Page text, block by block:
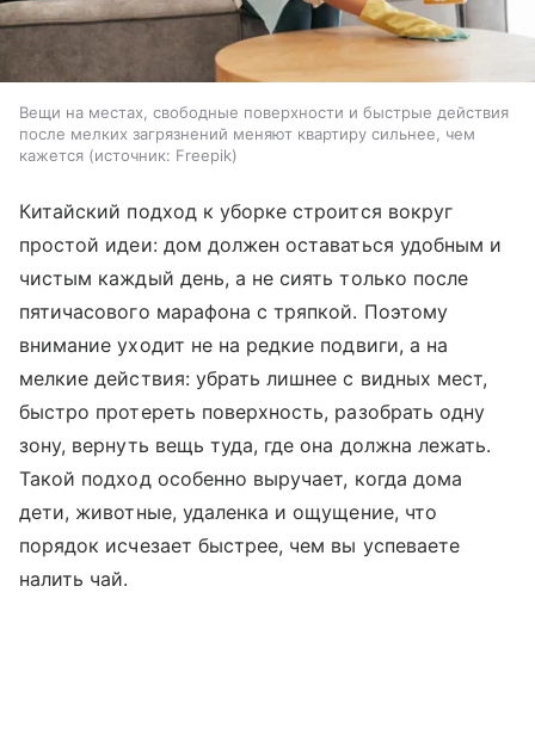
Вещи на местах, свободные поверхности и быстрые действия
после мелких загрязнений меняют квартиру сильнее, чем
кажется
источник: Freepik
Китайский подход к уборке строится вокруг
простой идеи: дом должен оставаться удобным и
чистым каждый день, а не сиять только после
пятичасового марафона с тряпкой. Поэтому
внимание уходит не на редкие подвиги, а на
мелкие действия: убрать лишнее с видных мест,
быстро протереть поверхность, разобрать одну
зону, вернуть вещь туда, где она должна лежать.
Такой подход особенно выручает, когда дома
дети, животные, удаленка и ощущение, что
порядок исчезает быстрее, чем вы успеваете
налить чай.